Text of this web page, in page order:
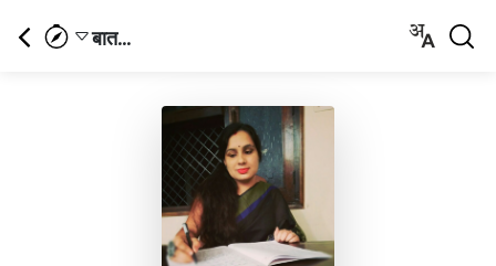
बात...